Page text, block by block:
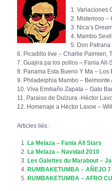
1. Variaciones
2. Misterioso –
3. Nica’s
4. Mambo
5. Don Patrana
6. Picadillo live – Charlie Palmieri,
7. Guajira pa los pollos – Fania All-
8. Panama Esta Bueno Y Ma –
9. Philadelphia Mambo –
10. Víva Emiliaño Zapata – Gato
11. Paraiso de Dulzura -Héctor
12. Homenaje a Héctor Lavoe –
Articles liés :
La Melaza – Fania All Stars
La Melaza – Navidad 2010
Les Galettes du Marabout –
RUMBAKETUMBA – AÑEJO 7
RUMBAKETUMBA – AFRO